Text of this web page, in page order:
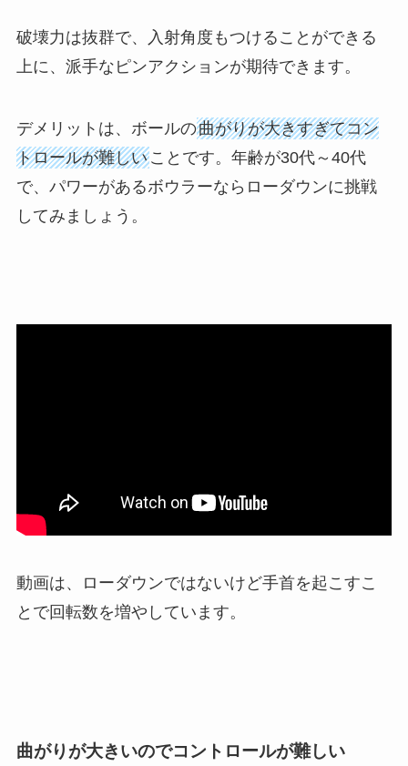
破壊力は抜群で、入射角度もつけることができる
上に、派手なピンアクションが期待できます。
デメリットは、ボールの曲がりが大きすぎてコン
トロールが難しいことです。年齢が30代～40代
で、パワーがあるボウラーならローダウンに挑戦
してみましょう。
動画は、ローダウンではないけど手首を起こすこ
とで回転数を増やしています。
曲がりが大きいのでコントロールが難しい